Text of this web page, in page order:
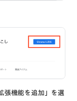
張機能を追加」を選